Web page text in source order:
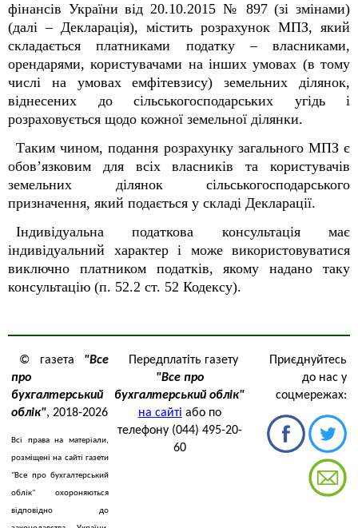
фінансів України від 20.10.2015 № 897 (зі змінами)
(далі – Декларація), містить розрахунок МПЗ, який
складається платниками податку – власниками,
орендарями, користувачами на інших умовах (в тому
числі на умовах емфітевзису) земельних ділянок,
віднесених до сільськогосподарських угідь і
розраховується щодо кожної земельної ділянки.
Таким чином, подання розрахунку загального МПЗ є
обов’язковим для всіх власників та користувачів
земельних ділянок сільськогосподарського
призначення, який подається у складі Декларації.
Індивідуальна податкова консультація має
індивідуальний характер і може використовуватися
виключно платником податків, якому надано таку
консультацію (п. 52.2 ст. 52 Кодексу).
© газета "Все
про
бухгалтерський
облік", 2018-2026
Всі права на матеріали,
розміщені на сайті газети
"Все про бухгалтерський
облік" охороняються
відповідно до
Передплатіть газету
"Все про
бухгалтерський облік"
на сайті або по
телефону (044) 495-20-
60
Приєднуйтесь
до нас у
соцмережах: